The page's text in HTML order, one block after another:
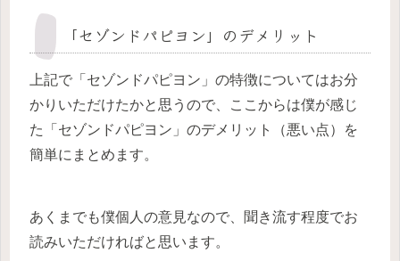
「セゾンドパピヨン」のデメリット
上記で「セゾンドパピヨン」の特徴についてはお分
かりいただけたかと思うので、ここからは僕が感じ
た「セゾンドパピヨン」のデメリット（悪い点）を
簡単にまとめます。
あくまでも僕個人の意見なので、聞き流す程度でお
読みいただければと思います。